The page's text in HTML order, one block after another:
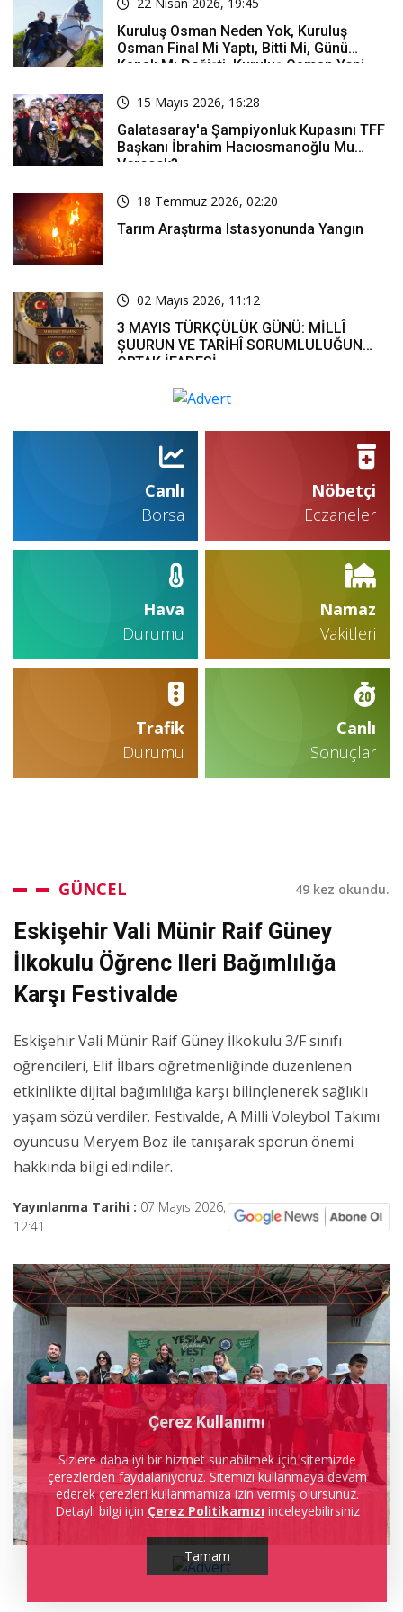
Kuruluş Osman Neden Yok, Kuruluş
Osman Final Mi Yaptı, Bitti Mi, Günü
Kanalı Mı Değişti, Kuruluş Osman Yeni
15 Mayıs 2026, 16:28
Galatasaray'a Şampiyonluk Kupasını TFF
Başkanı İbrahim Hacıosmanoğlu Mu
Verecek?
18 Temmuz 2026, 02:20
Tarım Araştırma Istasyonunda Yangın
02 Mayıs 2026, 11:12
3 MAYIS TÜRKÇÜLÜK GÜNÜ: MİLLÎ
ŞUURUN VE TARİHÎ SORUMLULUĞUN
ORTAK İFADESİ
Canlı
Borsa
Nöbetçi
Eczaneler
Hava
Durumu
Namaz
Vakitleri
Trafik
Durumu
Canlı
Sonuçlar
GÜNCEL 49 kez okundu.
Eskişehir Vali Münir Raif Güney
İlkokulu Öğrenc Ileri Bağımlılığa
Karşı Festivalde
Eskişehir Vali Münir Raif Güney İlkokulu 3/F sınıfı
öğrencileri, Elif İlbars öğretmenliğinde düzenlenen
etkinlikte dijital bağımlılığa karşı bilinçlenerek sağlıklı
yaşam sözü verdiler. Festivalde, A Milli Voleybol Takımı
oyuncusu Meryem Boz ile tanışarak sporun önemi
hakkında bilgi edindiler.
Yayınlanma Tarihi : 07 Mayıs 2026,
12:41
Çerez Kullanımı
Sizlere daha iyi bir hizmet sunabilmek için sitemizde
çerezlerden faydalanıyoruz. Sitemizi kullanmaya devam
ederek çerezleri kullanmamıza izin vermiş olursunuz.
Detaylı bilgi için Çerez Politikamızıinceleyebilirsiniz
Tamam